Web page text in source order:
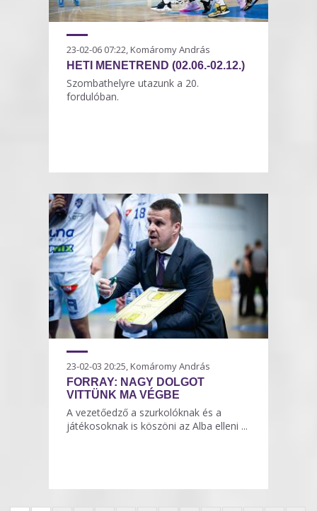
23-02-06 07:22, Komáromy András
HETI MENETREND (02.06.-02.12.)
Szombathelyre utazunk a 20.
fordulóban.
23-02-03 20:25, Komáromy András
FORRAY: NAGY DOLGOT
VITTÜNK MA VÉGBE
A vezetőedző a szurkolóknak és a
játékosoknak is köszöni az Alba elleni ...